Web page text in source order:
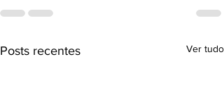
Posts recentes Ver tudo